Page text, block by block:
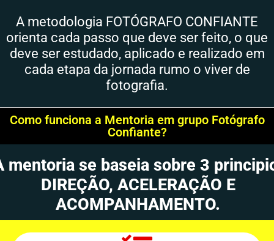
A metodologia FOTÓGRAFO CONFIANTE
orienta cada passo que deve ser feito, o que
deve ser estudado, aplicado e realizado em
cada etapa da jornada rumo o viver de
fotografia.​
Como funciona a Mentoria em grupo Fotógrafo
Confiante?
mentoria se baseia sobre 3
DIREÇÃO, ACELERAÇÃO E
ACOMPANHAMENTO.